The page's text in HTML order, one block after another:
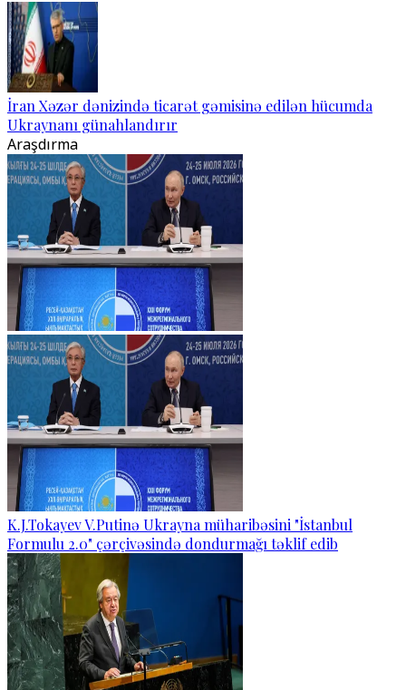
İran Xəzər dənizində ticarət gəmisinə edilən hücumda
Ukraynanı günahlandırır
Araşdırma
K.J.Tokayev V.Putinə Ukrayna müharibəsini "İstanbul
Formulu 2.0" çərçivəsində dondurmağı təklif edib